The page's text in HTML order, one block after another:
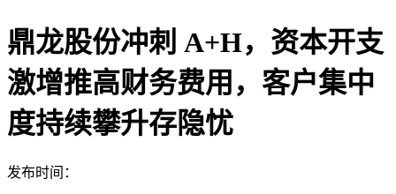
鼎龙股份冲刺 A+H，资本开支
激增推高财务费用，客户集中
度持续攀升存隐忧
发布时间：